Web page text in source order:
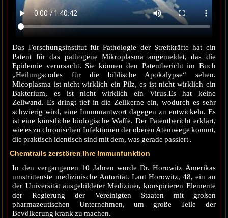
Das Forschungsinstitut für Pathologie der Streitkräfte hat ein
Patent für das pathogene Mikroplasma angemeldet, das die
Epidemie verursacht. Sie können den Patentbericht im Buch
„Heilungscodes für die biblische Apokalypse“ sehen.
Micoplasma ist nicht wirklich ein Pilz, es ist nicht wirklich ein
Bakterium, es ist nicht wirklich ein Virus.Es hat keine
Zellwand. Es dringt tief in die Zellkerne ein, wodurch es sehr
schwierig wird, eine Immunantwort dagegen zu entwickeln. Es
ist eine künstliche biologische Waffe. Der Patentbericht erklärt,
wie es zu chronischen Infektionen der oberen Atemwege kommt,
die praktisch identisch sind mit dem, was gerade passiert .
Chemtrails zerstören Ihre Immunfunktion
In den vergangenen 10 Jahren wurde Dr. Horowitz Amerikas
umstrittenste medizinische Autorität. Laut Horowitz, 48, ein an
der Universität ausgebildeter Mediziner, konspirieren Elemente
der Regierung der Vereinigten Staaten mit großen
pharmazeutischen Unternehmen, um große Teile der
Bevölkerung krank zu machen.